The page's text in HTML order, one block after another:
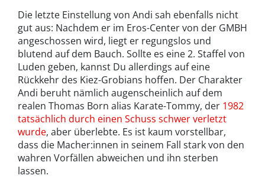
Die letzte Einstellung von Andi sah ebenfalls nicht
gut aus: Nachdem er im Eros-Center von der GMBH
angeschossen wird, liegt er regungslos und
blutend auf dem Bauch. Sollte es eine 2. Staffel von
Luden geben, kannst Du allerdings auf eine
Rückkehr des Kiez-Grobians hoffen. Der Charakter
Andi beruht nämlich augenscheinlich auf dem
realen Thomas Born alias Karate-Tommy, der 1982
tatsächlich durch einen Schuss schwer verletzt
wurde, aber überlebte. Es ist kaum vorstellbar,
dass die Macher:innen in seinem Fall stark von den
wahren Vorfällen abweichen und ihn sterben
lassen.